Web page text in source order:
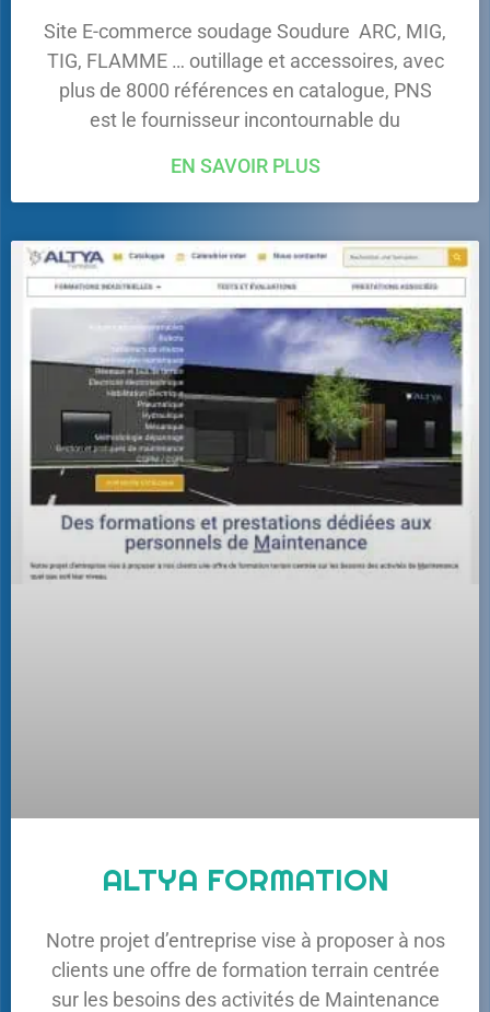
Site E-commerce soudage Soudure ARC, MIG,
TIG, FLAMME … outillage et accessoires, avec
plus de 8000 références en catalogue, PNS
est le fournisseur incontournable du
EN SAVOIR PLUS
ALTYA FORMATION
Notre projet d’entreprise vise à proposer à nos
clients une offre de formation terrain centrée
sur les besoins des activités de Maintenance